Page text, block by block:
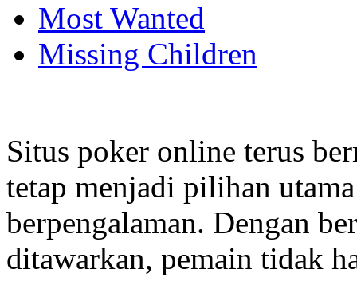
Most Wanted
Missing Children
Situs poker online terus
tetap menjadi pilihan
berpengalaman. Dengan
ditawarkan, pemain tidak